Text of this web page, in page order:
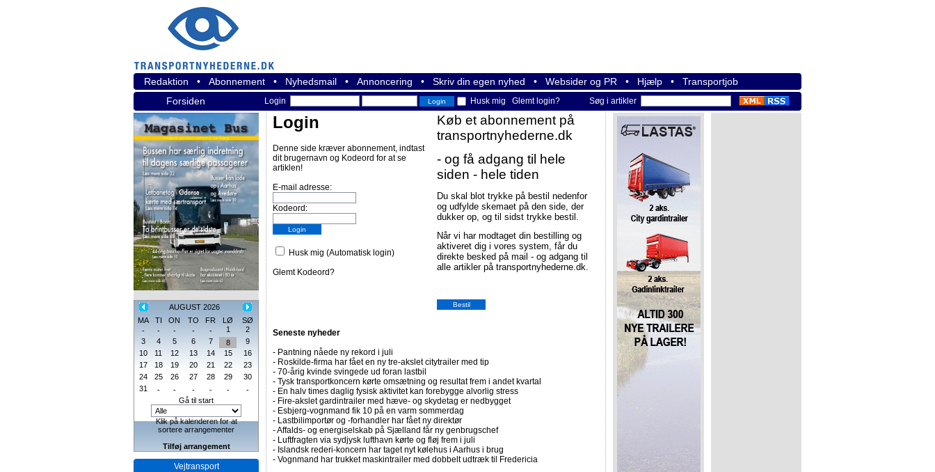
Redaktion • Abonnement • Nyhedsmail • Annoncering • Skriv din egen nyhed • Websider og PR • Hjælp • Transportjob
Forsiden
Login Husk mig Glemt login? Søg i artikler
AUGUST 2026
MA
TI ON TO FR LØ
SØ
-
- - - - 1
2
3
4 5 6 7 8
9
10
11 12 13 14 15
16
17
18 19 20 21 22
23
24
25 26 27 28 29
30
31
- - - - -
-
Gå til start
Klik på kalenderen for at
sortere arrangementer
Tilføj arrangement
Vejtransport
Login
Denne side kræver abonnement, indtast
dit brugernavn og Kodeord for at se
artiklen!
E-mail adresse:
Kodeord:
Husk mig (Automatisk login)
Glemt Kodeord?
Køb et abonnement på
transportnyhederne.dk
- og få adgang til hele
siden - hele tiden
Du skal blot trykke på bestil nedenfor
og udfylde skemaet på den side, der
dukker op, og til sidst trykke bestil.
Når vi har modtaget din bestilling og
aktiveret dig i vores system, får du
direkte besked på mail - og adgang til
alle artikler på transportnyhederne.dk.
Seneste nyheder
- Pantning nåede ny rekord i juli
- Roskilde-firma har fået en ny tre-akslet citytrailer med tip
- 70-årig kvinde svingede ud foran lastbil
- Tysk transportkoncern kørte omsætning og resultat frem i andet kvartal
- En halv times daglig fysisk aktivitet kan forebygge alvorlig stress
- Fire-akslet gardintrailer med hæve- og skydetag er nedbygget
- Esbjerg-vognmand fik 10 på en varm sommerdag
- Lastbilimportør og -forhandler har fået ny direktør
-Affalds- og energiselskab på Sjælland får ny genbrugschef
- Luftfragten via sydjysk lufthavn kørte og fløj frem i juli
- Islandsk rederi-koncern har taget nyt kølehus i Aarhus i brug
- Vognmand har trukket maskintrailer med dobbelt udtræk til Fredericia